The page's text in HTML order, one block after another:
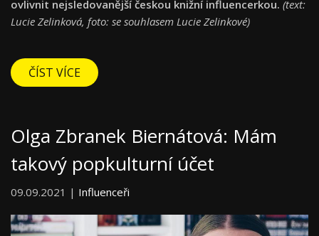
ovlivnit nejsledovanější českou knižní influencerkou. (text:
Lucie Zelinková, foto: se souhlasem Lucie Zelinkové)
ČÍST VÍCE
Olga Zbranek Biernátová: Mám
takový popkulturní účet
09.09.2021 | Influenceři